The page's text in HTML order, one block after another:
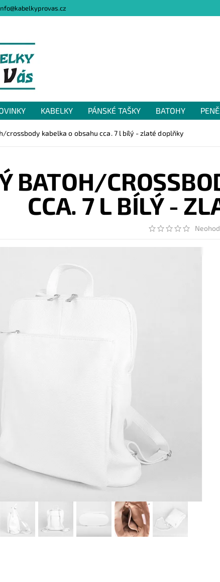
@kabelkyprovas.cz
KABELKY PÁNSKÉ TAŠKY BATOHY
GDPR NAPIŠTE NÁM
crossbody kabelka o obsahu cca. 7 l bílý - zlaté doplňky
BATOH/
CCA. 7 L BÍLÝ -